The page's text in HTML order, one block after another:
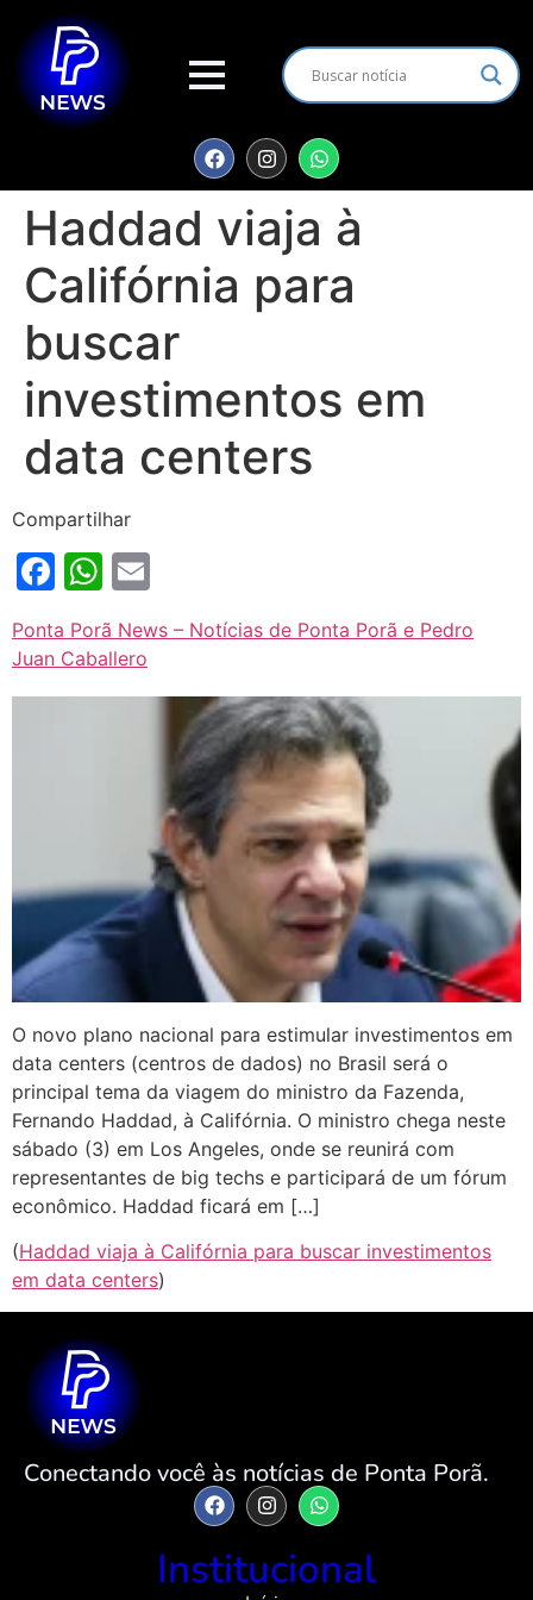
Haddad viaja à
Califórnia para
buscar
investimentos em
data centers
Compartilhar
Facebook
WhatsApp
Ponta Porã News – Notícias de Ponta Porã e Pedro
Juan Caballero
O novo plano nacional para estimular investimentos em
data centers (centros de dados) no Brasil será o
principal tema da viagem do ministro da Fazenda,
Fernando Haddad, à Califórnia. O ministro chega neste
sábado (3) em Los Angeles, onde se reunirá com
representantes de big techs e participará de um fórum
econômico. Haddad ficará em […]
(Haddad viaja à Califórnia para buscar investimentos
em data centers)
Conectando você às notícias de Ponta Porã.
Institucional